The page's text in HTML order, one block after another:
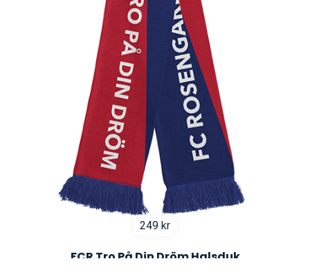
249 kr
FCR Tro På Din Dröm Halsduk